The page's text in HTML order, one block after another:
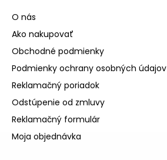
O nás
Ako nakupovať
Obchodné podmienky
Podmienky ochrany osobných údajov
Reklamačný poriadok
Odstúpenie od zmluvy
Reklamačný formulár
Moja objednávka